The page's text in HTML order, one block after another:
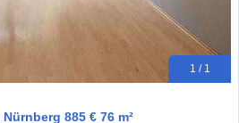
1 / 1
885 € 76 m²